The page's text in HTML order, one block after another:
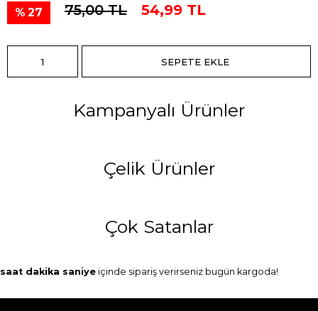
27 75,00 TL 54,99 TL
Kampanyalı Ürünler
Çelik Ürünler
Çok Satanlar
saat dakika saniye içinde sipariş verirseniz bugün kargoda!